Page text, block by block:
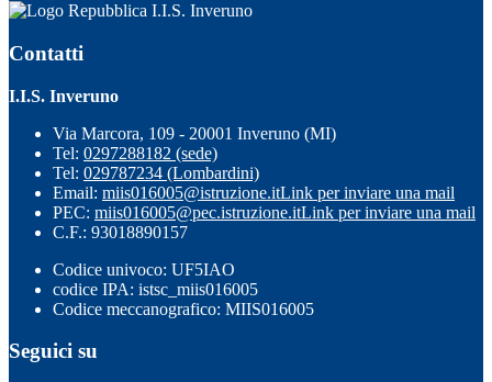
I.I.S. Inveruno
Contatti
I.I.S. Inveruno
Via Marcora, 109 - 20001 Inveruno (MI)
Tel: 0297288182 (sede)
Tel: 029787234 (Lombardini)
Email: miis016005@istruzione.itLink per inviare una mail
PEC: miis016005@pec.istruzione.itLink per inviare una mail
C.F.: 93018890157
Codice univoco: UF5IAO
codice IPA: istsc_miis016005
Codice meccanografico: MIIS016005
Seguici su